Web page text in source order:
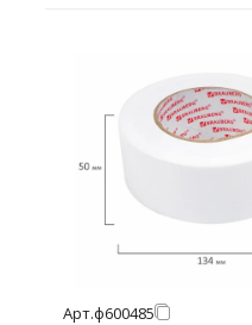
Арт.ф600485